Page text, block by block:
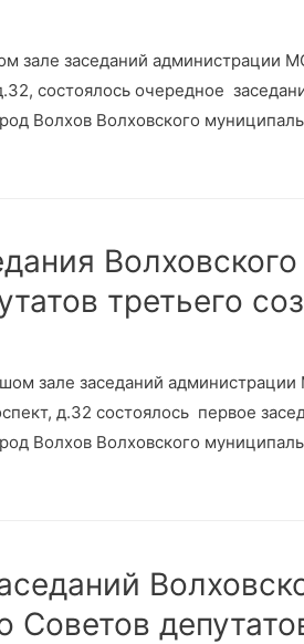
зале заседаний администрации
состоялось очередное
Волхов Волховского
Волховского
третьего
зале заседаний
д.32 состоялось первое
Волхов Волховского
Советов